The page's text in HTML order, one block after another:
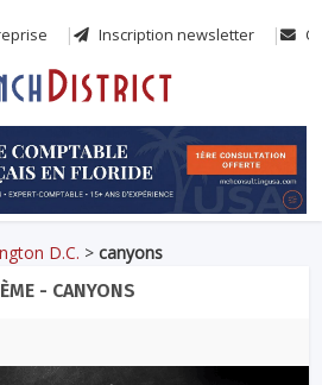
Inscription newsletter
D.C. >canyons
- CANYONS